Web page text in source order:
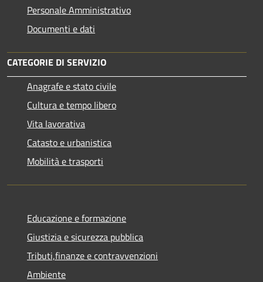
Personale Amministrativo
Documenti e dati
CATEGORIE DI SERVIZIO
Anagrafe e stato civile
Cultura e tempo libero
Vita lavorativa
Catasto e urbanistica
Mobilità e trasporti
Educazione e formazione
Giustizia e sicurezza pubblica
Tributi,finanze e contravvenzioni
Ambiente